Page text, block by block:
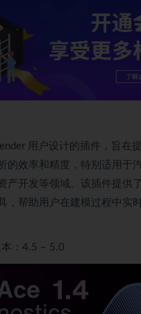
用户设计的插件，旨在
的效率和精度，特别适用于
产开发等领域。该插件提供
，帮助用户在建模过程中实
本：4.5 – 5.0